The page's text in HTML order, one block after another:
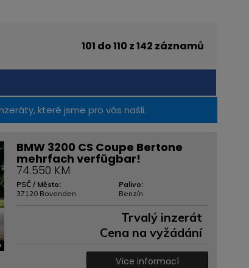
101 do 110 z 142 záznamů
které jsme pro vás našli.
BMW 3200 CS Coupe Bertone
mehrfach verfügbar!
74.550 KM
PSČ / Město:
37120 Bovenden
Palivo:
Benzín
Trvalý inzerát
Cena na vyžádání
Více informací